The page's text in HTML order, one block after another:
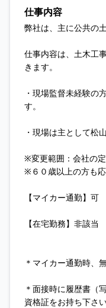
仕事内容
弊社は、主に公共の
仕事内容は、土木工
きます。
・現場監督未経験の
す。
・現場は主として松
※変更範囲：会社の
※６０歳以上の方も
【マイカー通勤】可
【在宅勤務】非該当
＊マイカー通勤時、
＊面接時に履歴書（
資格証をお持ち下さい